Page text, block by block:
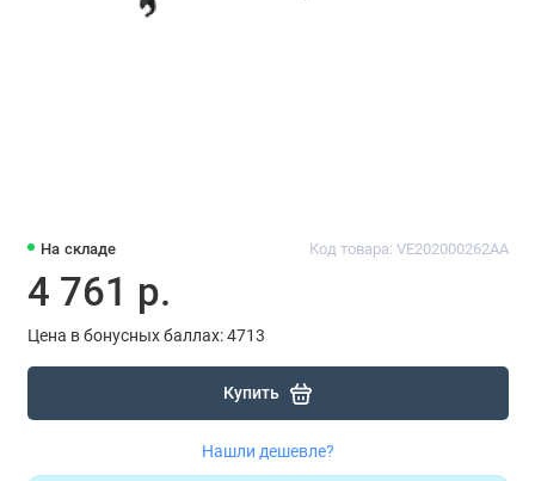
На складе Код товара: VE202000262AA
4 761 р.
Цена в бонусных баллах: 4713
Купить
Нашли дешевле?